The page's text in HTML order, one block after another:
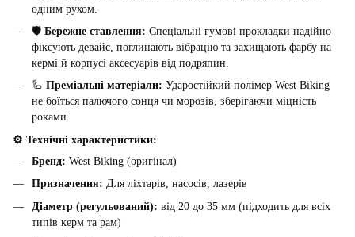
одним рухом.
🛡 Бережне ставлення: Спеціальні гумові прокладки надійно
фіксують девайс, поглинають вібрацію та захищають фарбу на
кермі й корпусі аксесуарів від подряпин.
🦾 Преміальні матеріали: Ударостійкий полімер West Biking
не боїться палючого сонця чи морозів, зберігаючи міцність
роками.
⚙️ Технічні характеристики:
Бренд: West Biking (оригінал)
Призначення: Для ліхтарів, насосів, лазерів
Діаметр (регульований): від 20 до 35 мм (підходить для всіх
типів керм та рам)